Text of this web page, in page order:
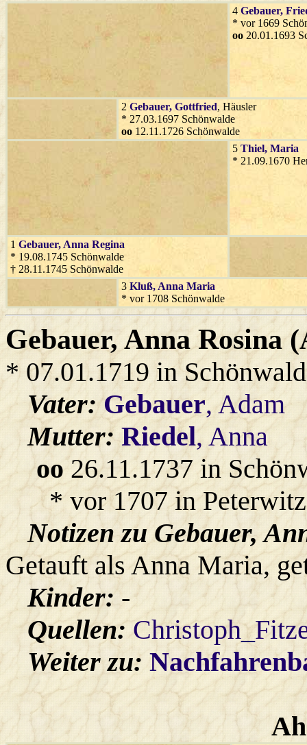
4 Gebauer,
* vor 1669
oo 20.01.1693
2 Gebauer, Gottfried, Häusler
* 27.03.1697 Schönwalde
oo 12.11.1726 Schönwalde
5 Thiel, Maria
* 21.09.1670
1 Gebauer, Anna Regina
* 19.08.1745 Schönwalde
† 28.11.1745 Schönwalde
3 Kluß, Anna Maria
* vor 1708 Schönwalde
Gebauer, Anna Rosina
* 07.01.1719 in
Vater:Gebauer, Adam
Mutter:Riedel, Anna
oo26.11.1737 in
* vor 1707 in
Notizen zu Gebauer,
Getauft als Anna Maria,
Kinder:-
Quellen:
Weiter zu: